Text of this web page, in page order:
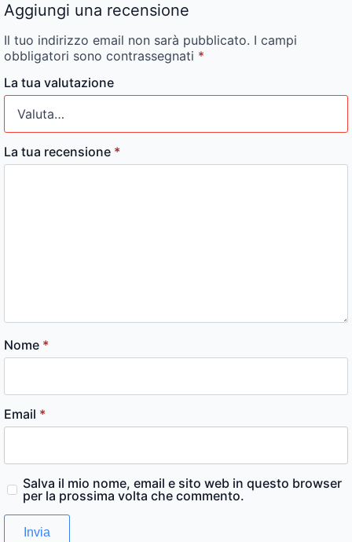
Aggiungi una recensione
Il tuo indirizzo email non sarà pubblicato. I campi
obbligatori sono contrassegnati *
La tua valutazione
La tua recensione *
Nome *
Email *
Salva il mio nome, email e sito web in questo browser
per la prossima volta che commento.